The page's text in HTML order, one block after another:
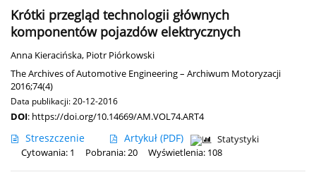
Krótki przegląd technologii głównych
komponentów pojazdów elektrycznych
Anna Kieracińska, Piotr Piórkowski
The Archives of Automotive Engineering – Archiwum Motoryzacji
2016;74(4)
Data publikacji: 20-12-2016
DOI: https://doi.org/10.14669/AM.VOL74.ART4
Streszczenie Artykuł (PDF)
Statystyki
Cytowania: 1
Pobrania: 20 Wyświetlenia: 108